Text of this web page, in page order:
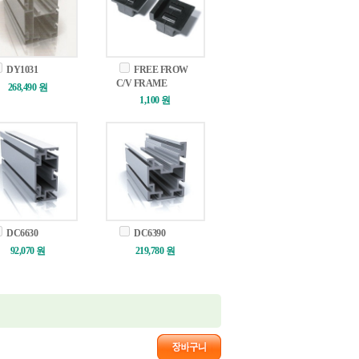
DY1031
268,490 원
FREE FROW
C/V FRAME
1,100 원
DC6630
92,070 원
DC6390
219,780 원